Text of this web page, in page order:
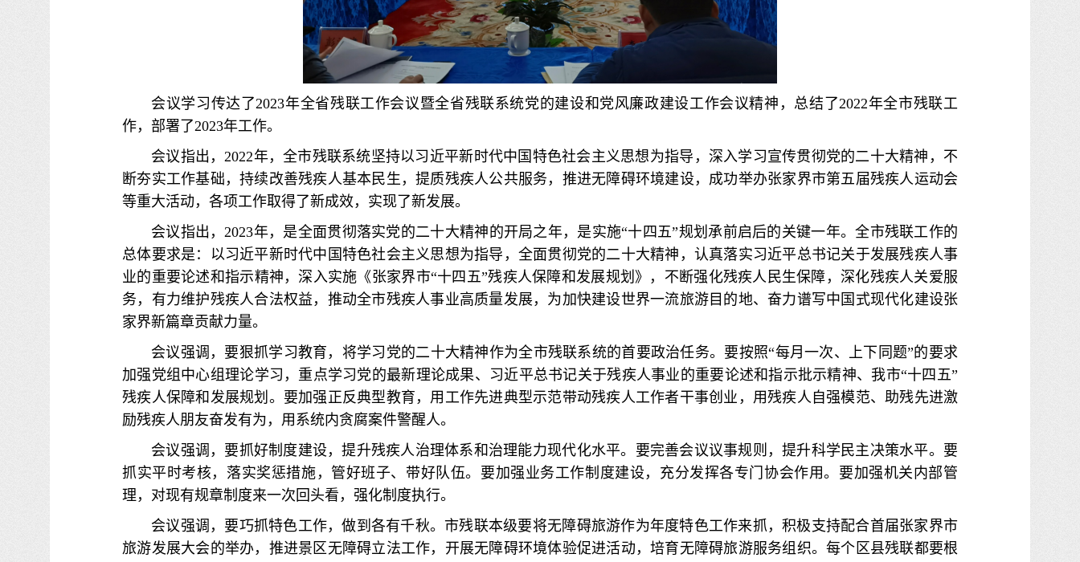
会议学习传达了2023年全省残联工作会议暨全省残联系统党的建设和党风廉政建设工作会议精神，总结了2022年全市残联工
作，部署了2023年工作。
会议指出，2022年，全市残联系统坚持以习近平新时代中国特色社会主义思想为指导，深入学习宣传贯彻党的二十大精神，不
断夯实工作基础，持续改善残疾人基本民生，提质残疾人公共服务，推进无障碍环境建设，成功举办张家界市第五届残疾人运动会
等重大活动，各项工作取得了新成效，实现了新发展。
会议指出，2023年，是全面贯彻落实党的二十大精神的开局之年，是实施“十四五”规划承前启后的关键一年。全市残联工作的
总体要求是：以习近平新时代中国特色社会主义思想为指导，全面贯彻党的二十大精神，认真落实习近平总书记关于发展残疾人事
业的重要论述和指示精神，深入实施《张家界市“十四五”残疾人保障和发展规划》，不断强化残疾人民生保障，深化残疾人关爱服
务，有力维护残疾人合法权益，推动全市残疾人事业高质量发展，为加快建设世界一流旅游目的地、奋力谱写中国式现代化建设张
家界新篇章贡献力量。
会议强调，要狠抓学习教育，将学习党的二十大精神作为全市残联系统的首要政治任务。要按照“每月一次、上下同题”的要求
加强党组中心组理论学习，重点学习党的最新理论成果、习近平总书记关于残疾人事业的重要论述和指示批示精神、我市“十四五”
残疾人保障和发展规划。要加强正反典型教育，用工作先进典型示范带动残疾人工作者干事创业，用残疾人自强模范、助残先进激
励残疾人朋友奋发有为，用系统内贪腐案件警醒人。
会议强调，要抓好制度建设，提升残疾人治理体系和治理能力现代化水平。要完善会议议事规则，提升科学民主决策水平。要
抓实平时考核，落实奖惩措施，管好班子、带好队伍。要加强业务工作制度建设，充分发挥各专门协会作用。要加强机关内部管
理，对现有规章制度来一次回头看，强化制度执行。
会议强调，要巧抓特色工作，做到各有千秋。市残联本级要将无障碍旅游作为年度特色工作来抓，积极支持配合首届张家界市
旅游发展大会的举办，推进景区无障碍立法工作，开展无障碍环境体验促进活动，培育无障碍旅游服务组织。每个区县残联都要根